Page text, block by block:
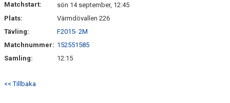
Matchstart:
sön 14 september, 12:45
Plats:
Värmdövallen 226
Tävling:
F2015- 2M
Matchnummer: 152551585
Samling:
12:15
<< Tillbaka